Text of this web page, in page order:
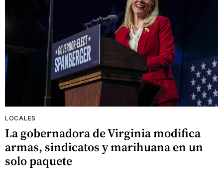
LOCALES
La gobernadora de Virginia modifica
armas, sindicatos y marihuana en un
solo paquete